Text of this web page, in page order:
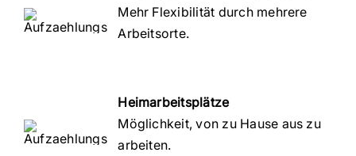
Mehr Flexibilität durch mehrere
Arbeitsorte.
Heimarbeitsplätze
Möglichkeit, von zu Hause aus zu
arbeiten.